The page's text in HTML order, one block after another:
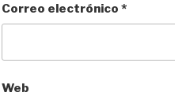
Correo electrónico *
Web